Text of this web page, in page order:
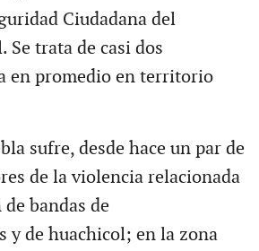
Ciudadana del
Se trata de casi dos
en promedio en territorio
sufre, desde hace un par de
de la violencia relacionada
bandas de
y de huachicol; en la zona